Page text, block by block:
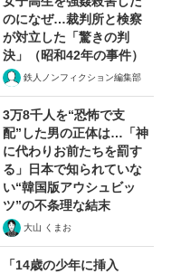
のになぜ…裁判所と検察
が対立した「驚きの判
決」（昭和42年の事件）
鉄人ノンフィクション編集部
3万8千人を“恐怖で支
配”した男の正体は…「神
に代わりお前たちを罰す
る」日本で知られていな
い“韓国版アウシュビッ
ツ”の不条理な結末
大山 くまお
「14歳の少年に挿入